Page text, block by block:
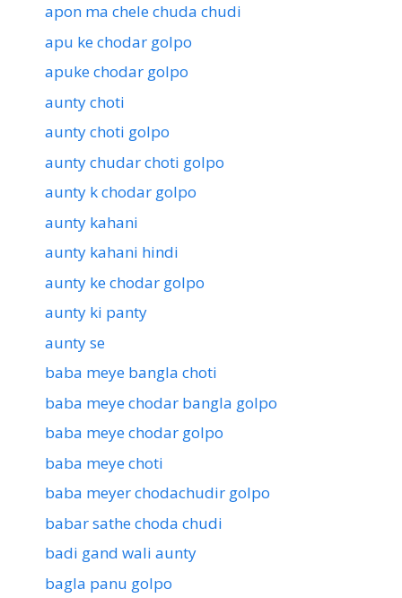
apon ma chele chuda chudi
apu ke chodar golpo
apuke chodar golpo
aunty choti
aunty choti golpo
aunty chudar choti golpo
aunty k chodar golpo
aunty kahani
aunty kahani hindi
aunty ke chodar golpo
aunty ki panty
aunty se
baba meye bangla choti
baba meye chodar bangla golpo
baba meye chodar golpo
baba meye choti
baba meyer chodachudir golpo
babar sathe choda chudi
badi gand wali aunty
bagla panu golpo